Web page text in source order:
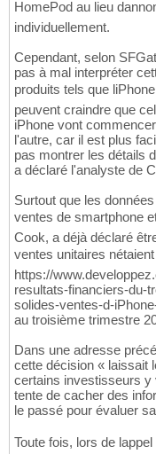
HomePod au lieu
individuellement.
Cependant, selon
pas à mal interpréter
produits tels que
peuvent craindre que
iPhone vont
l'autre, car il est plus
pas montrer les détails
a déclaré l'analyste de
Surtout que les
ventes de smartphone
Cook, a déjà déclaré
ventes unitaires
https://
resultats-financiers-du-
solides-ventes-d-
au troisième trimestre
Dans une adresse
cette décision « laissait
certains investisseurs y
tente de cacher des
le passé pour évaluer
Toute fois, lors de